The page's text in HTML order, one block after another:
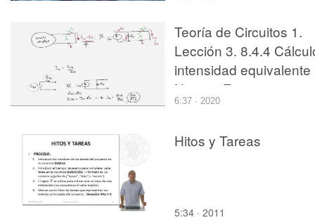
Teoría de Circuitos 1.
Lección 3. 8.4.4
intensidad equivalente
Norton. Ejercicio 3
6:37 · 2020
Hitos y Tareas
5:34 · 2011